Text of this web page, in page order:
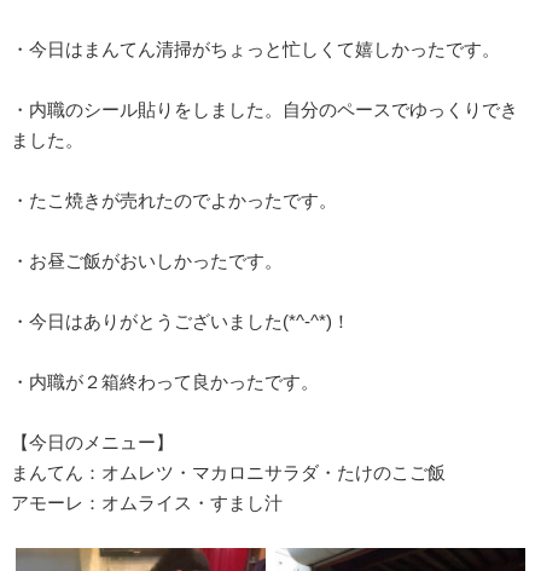
・今日はまんてん清掃がちょっと忙しくて嬉しかったです。
・内職のシール貼りをしました。自分のペースでゆっくりでき
ました。
・たこ焼きが売れたのでよかったです。
・お昼ご飯がおいしかったです。
・今日はありがとうございました(*^-^*)！
・内職が２箱終わって良かったです。
【今日のメニュー】
まんてん：オムレツ・マカロニサラダ・たけのこご飯
アモーレ：オムライス・すまし汁